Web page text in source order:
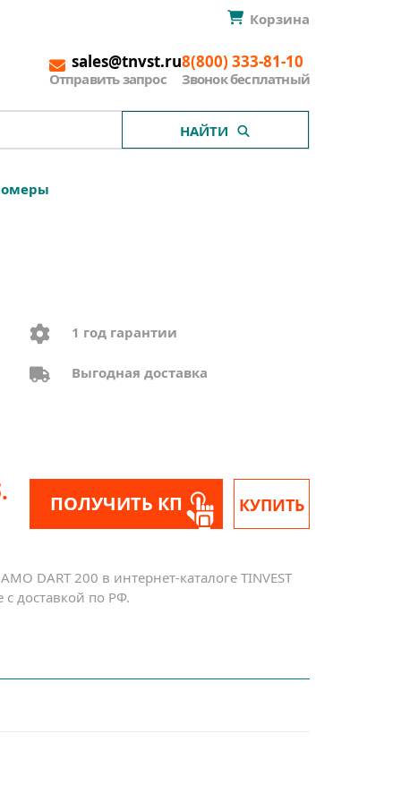
Корзина
sales@tnvst.ru
Отправить запрос
8(800) 333-81-10
Звонок бесплатный
НАЙТИ
1 год гарантии
Выгодная доставка
ПОЛУЧИТЬ КП КУПИТЬ
DART 200 в интернет-каталоге TINVEST
доставкой по РФ.